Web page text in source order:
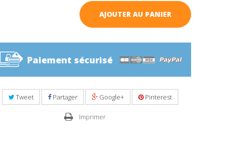
AJOUTER AU PANIER
Paiement sécurisé
Tweet Partager Google+ Pinterest
Imprimer